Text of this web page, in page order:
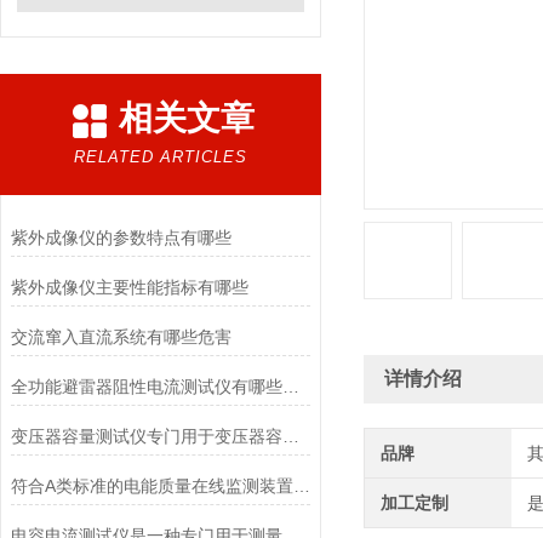
相关文章
RELATED ARTICLES
紫外成像仪的参数特点有哪些
紫外成像仪主要性能指标有哪些
交流窜入直流系统有哪些危害
全功能避雷器阻性电流测试仪有哪些特点 详情介绍
品牌
加工定制